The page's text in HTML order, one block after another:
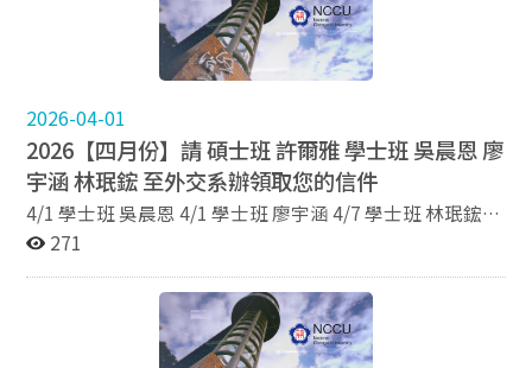
2026-04-01
2026【四月份】請 碩士班 許爾雅 學士班 吳晨恩 廖
宇涵 林珉鋐 至外交系辦領取您的信件
4/1 學士班 吳晨恩 4/1 學士班 廖宇涵 4/7 學士班 林珉鋐
4/14 碩士班 許爾雅
271